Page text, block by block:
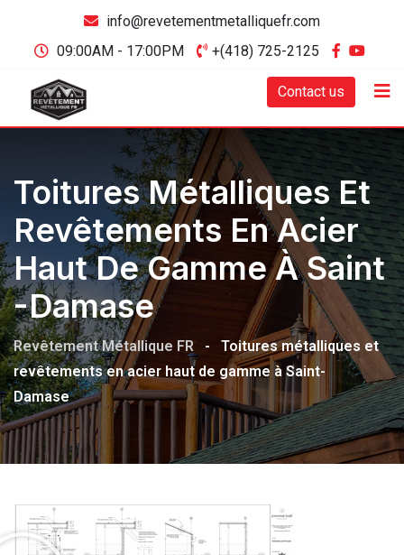
info@revetementmetalliquefr.com
09:00AM - 17:00PM
+(418) 725-2125
Contact us
Toitures Métalliques Et
Revêtements En Acier
Haut De Gamme À Saint
-Damase
Revêtement Métallique FR -
Toitures métalliques et
revêtements en acier haut de gamme à Saint-
Damase